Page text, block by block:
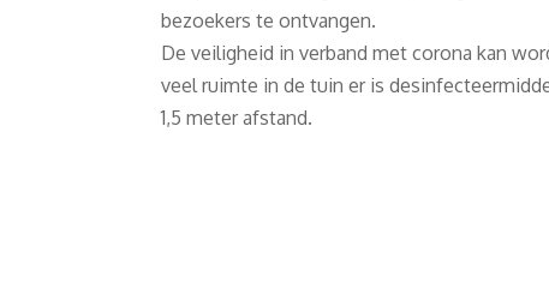
bezoekers te ontvangen.
De veiligheid in verband met corona kan
veel ruimte in de tuin er is
1,5 meter afstand.